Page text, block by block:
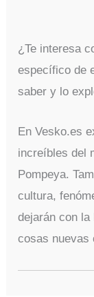
¿Te interesa
específico de
saber y lo
En Vesko.es
increíbles del
Pompeya.
cultura,
dejarán con la
cosas nuevas